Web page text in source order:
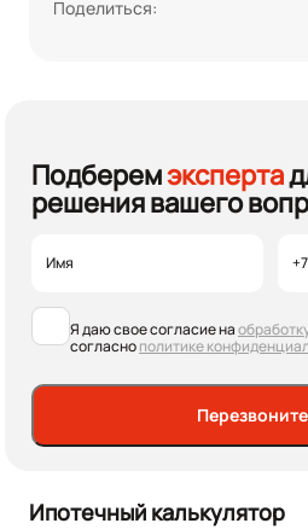
Поделиться:
Подберемэксперта
решения вашего
Я даю свое согласие на
согласнополитике
Ипотечный калькулятор